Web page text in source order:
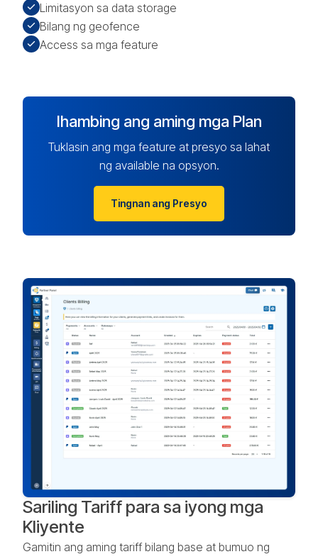
Limitasyon sa data storage
Bilang ng geofence
Access sa mga feature
Ihambing ang aming mga Plan
Tuklasin ang mga feature at presyo sa lahat
ng available na opsyon.
Tingnan ang Presyo
Sariling Tariff para sa iyong mga
Kliyente
Gamitin ang aming tariff bilang base at bumuo ng